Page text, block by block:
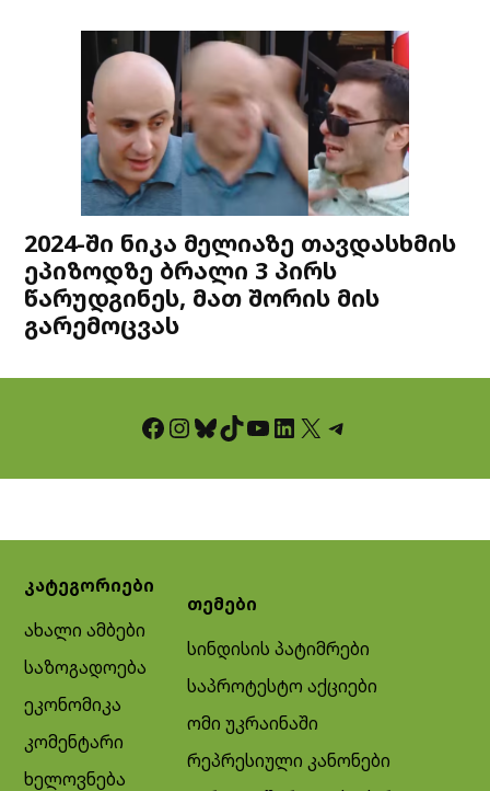
2024-ში ნიკა მელიაზე თავდასხმის
ეპიზოდზე ბრალი 3 პირს
წარუდგინეს, მათ შორის მის
გარემოცვას
Facebook InstagramBluesky TikTok YouTube LinkedIn X Telegram
კატეგორიები
ახალი ამბები
საზოგადოება
ეკონომიკა
კომენტარი
ხელოვნება
თემები
სინდისის პატიმრები
საპროტესტო აქციები
ომი უკრაინაში
რეპრესიული კანონები